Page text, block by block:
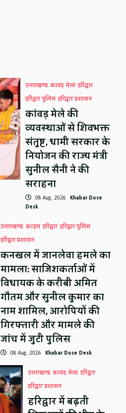
उत्तराखण्ड कावड़ मेला हरिद्वार
हरिद्वार पुलिस हरिद्वार प्रशासन
कांवड़ मेले की
व्यवस्थाओं से शिवभक्त
संतुष्ट, धामी सरकार के
नियोजन की राज्य मंत्री
सुनील सैनी ने की
सराहना
08 Aug, 2026 Khabar Dose
Desk
उत्तराखण्ड क्राइम हरिद्वार हरिद्वार पुलिस
हरिद्वार प्रशासन
कनखल में जानलेवा हमले का
मामला: साजिशकर्ताओं में
विधायक के करीबी अमित
गौतम और सुनील कुमार का
नाम शामिल, आरोपियों की
गिरफ्तारी और मामले की
जांच में जुटी पुलिस
08 Aug, 2026 Khabar Dose Desk
उत्तराखण्ड कावड़ मेला हरिद्वार
हरिद्वार प्रशासन
हरिद्वार में बढ़ती